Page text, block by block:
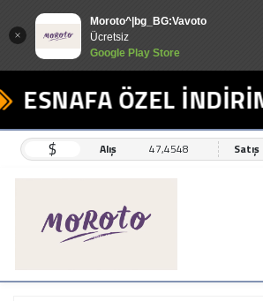
Moroto^|bg_BG:Vavoto
Ücretsiz
Google Play Store
ESNAFA ÖZEL İNDİRİM
$ Alış 47,4548 Satış